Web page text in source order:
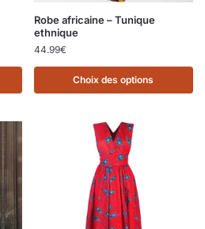
Robe africaine – Tunique
ethnique
44.99€
Choix des options